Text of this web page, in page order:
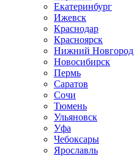
Екатеринбург
Ижевск
Краснодар
Красноярск
Нижний Новгород
Новосибирск
Пермь
Саратов
Сочи
Тюмень
Ульяновск
Уфа
Чебоксары
Ярославль